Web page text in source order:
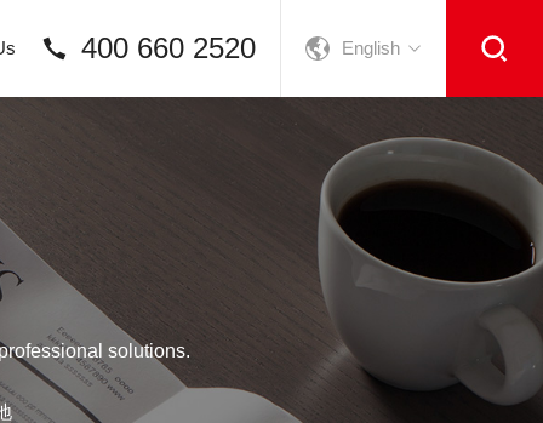
English
400 660 2520
solutions.